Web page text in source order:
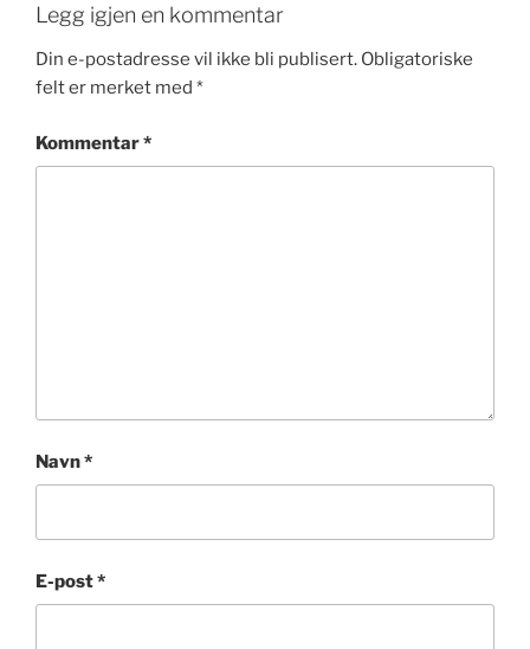
Legg igjen en kommentar
Din e-postadresse vil ikke bli publisert. Obligatoriske
felt er merket med *
Kommentar*
Navn*
E-post*